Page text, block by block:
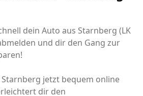
dein Auto aus Starnberg (LK
und dir den Gang zur
jetzt bequem online
dir den